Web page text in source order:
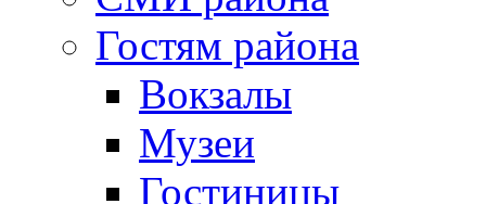
Гостям района
Вокзалы
Музеи
Гостиницы